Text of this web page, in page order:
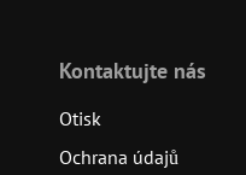
Kontaktujte nás
Otisk
Ochrana údajů